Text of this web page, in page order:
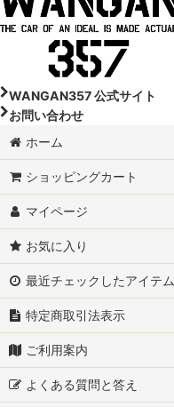
WANGAN357 公式サイト
お問い合わせ
ホーム
ショッピングカート
マイページ
お気に入り
最近チェックしたアイテム
特定商取引法表示
ご利用案内
よくある質問と答え